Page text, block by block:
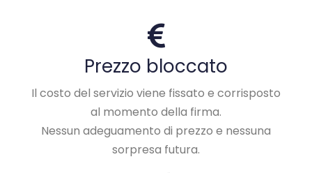
Prezzo bloccato
Il costo del servizio viene fissato e corrisposto
al momento della firma.
Nessun adeguamento di prezzo e nessuna
sorpresa futura.